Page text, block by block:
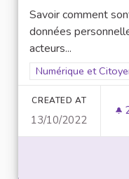
Savoir comment
données
acteurs...
Filter results for
Numérique et
CREATED AT
13/10/2022